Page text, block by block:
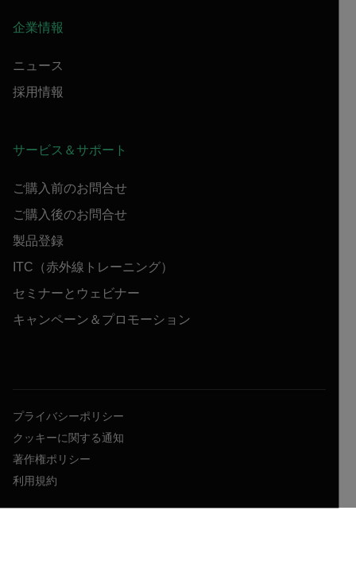
企業情報
ニュース
採用情報
サービス＆サポート
ご購入前のお問合せ
ご購入後のお問合せ
製品登録
ITC（赤外線トレーニング）
セミナーとウェビナー
キャンペーン＆プロモーション
プライバシーポリシー
クッキーに関する通知
著作権ポリシー
利用規約